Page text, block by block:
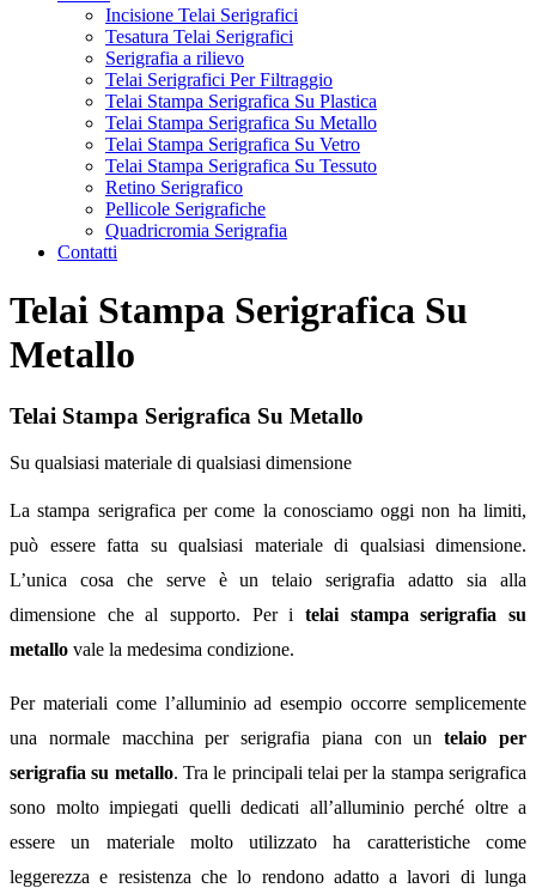
Incisione Telai Serigrafici
Tesatura Telai Serigrafici
Serigrafia a rilievo
Telai Serigrafici Per Filtraggio
Telai Stampa Serigrafica Su Plastica
Telai Stampa Serigrafica Su Metallo
Telai Stampa Serigrafica Su Vetro
Telai Stampa Serigrafica Su Tessuto
Retino Serigrafico
Pellicole Serigrafiche
Quadricromia Serigrafia
Contatti
Telai Stampa Serigrafica Su
Metallo
Telai Stampa Serigrafica Su Metallo
Su qualsiasi materiale di qualsiasi dimensione
La stampa serigrafica per come la conosciamo oggi non ha limiti,
può essere fatta su qualsiasi materiale di qualsiasi dimensione.
L’unica cosa che serve è un telaio serigrafia adatto sia alla
dimensione che al supporto. Per i telai stampa serigrafia su
metallo vale la medesima condizione.
Per materiali come l’alluminio ad esempio occorre semplicemente
una normale macchina per serigrafia piana con untelaio per
serigrafia su metallo. Tra le principali telai per la stampa serigrafica
sono molto impiegati quelli dedicati all’alluminio perché oltre a
essere un materiale molto utilizzato ha caratteristiche come
leggerezza e resistenza che lo rendono adatto a lavori di lunga